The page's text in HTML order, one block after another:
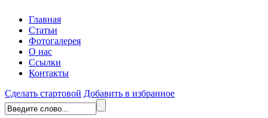
Главная
Статьи
Фотогалерея
О нас
Ссылки
Контакты
Сделать стартовой Добавить в избранное